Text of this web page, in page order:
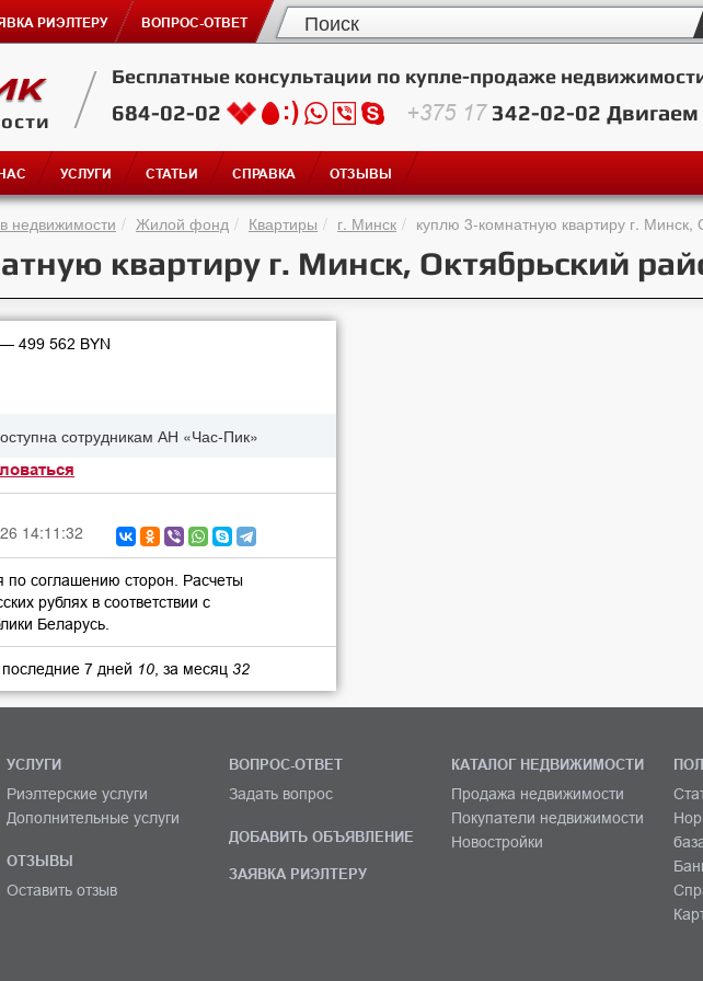
РИЭЛТЕРУ ВОПРОС-ОТВЕТ
Бесплатные консультации по купле-продаже
684-02-02 +375 17342-02-02
УСЛУГИ СТАТЬИ СПРАВКА ОТЗЫВЫ
недвижимости Жилой фонд Квартиры г. Минск куплю 3-комнатную квартиру г. Минск,
квартиру г. Минск, Октябрьский
499 562 BYN
сотрудникам АН «Час-Пик»
14:11:32
по соглашению сторон. Расчеты
рублях в соответствии с
Беларусь.
последние 7 дней 10 , за месяц 32
УСЛУГИ
Риэлтерские услуги
Дополнительные услуги
ОТЗЫВЫ
Оставить отзыв
ВОПРОС-ОТВЕТ
Задать вопрос
ДОБАВИТЬ ОБЪЯВЛЕНИЕ
ЗАЯВКА РИЭЛТЕРУ
КАТАЛОГ НЕДВИЖИМОСТИ
Продажа недвижимости
Покупатели недвижимости
Новостройки